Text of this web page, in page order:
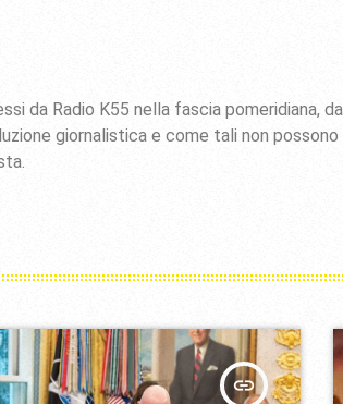
da Radio K55 nella fascia pomeridiana,
giornalistica e come tali non
insert_link